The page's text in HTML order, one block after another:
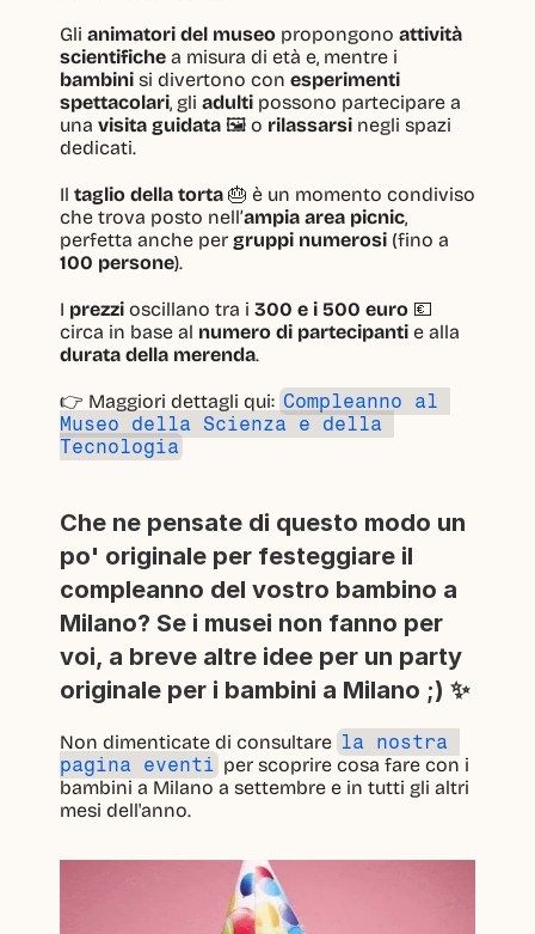
Gli animatori del museo propongono attività
scientifiche
bambini si divertono con esperimenti
spettacolari, gli adulti possono partecipare a
una visita guidata 🖼️ o rilassarsi negli spazi
dedicati.
Il taglio della torta 🎂 è un momento condiviso
che trova posto nell’ampia area picnic,
perfetta anche per gruppi numerosi
100 persone).
I prezzi oscillano tra i 300 e i 500 euro 💶
circa in base al numero di partecipanti
durata della merenda.
👉 Maggiori dettagli qui: Compleanno al
Museo della Scienza e della
Tecnologia
Che ne pensate di questo modo un
po' originale per festeggiare il
compleanno del vostro bambino a
Milano? Se i musei non fanno per
voi, a breve altre idee per un party
originale per i bambini a Milano ;) ✨
Non dimenticate di consultare la nostra
pagina eventi per scoprire cosa fare con i
bambini a Milano a settembre e in tutti gli altri
mesi dell'anno.